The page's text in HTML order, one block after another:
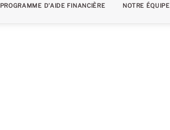
PROGRAMME D’AIDE FINANCIÈRE NOTRE ÉQUIPE